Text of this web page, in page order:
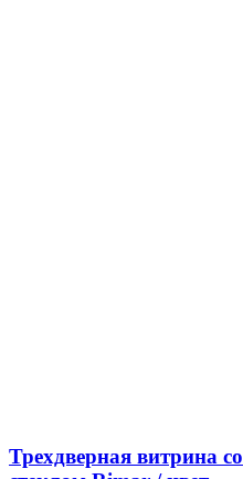
Трехдверная витрина со